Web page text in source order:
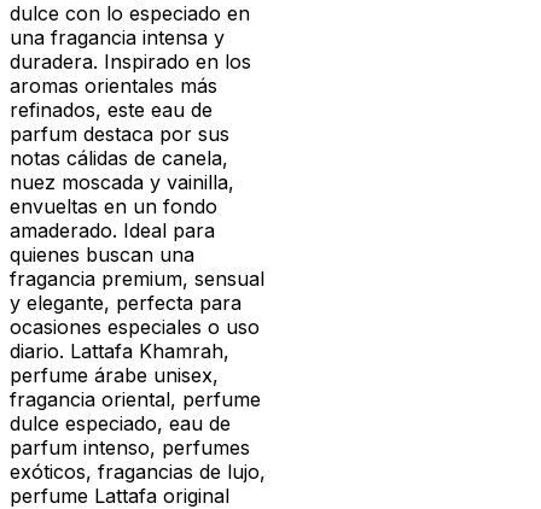
dulce con lo especiado en
una fragancia intensa y
duradera. Inspirado en los
aromas orientales más
refinados, este eau de
parfum destaca por sus
notas cálidas de canela,
nuez moscada y vainilla,
envueltas en un fondo
amaderado. Ideal para
quienes buscan una
fragancia premium, sensual
y elegante, perfecta para
ocasiones especiales o uso
diario. Lattafa Khamrah,
perfume árabe unisex,
fragancia oriental, perfume
dulce especiado, eau de
parfum intenso, perfumes
exóticos, fragancias de lujo,
perfume Lattafa original